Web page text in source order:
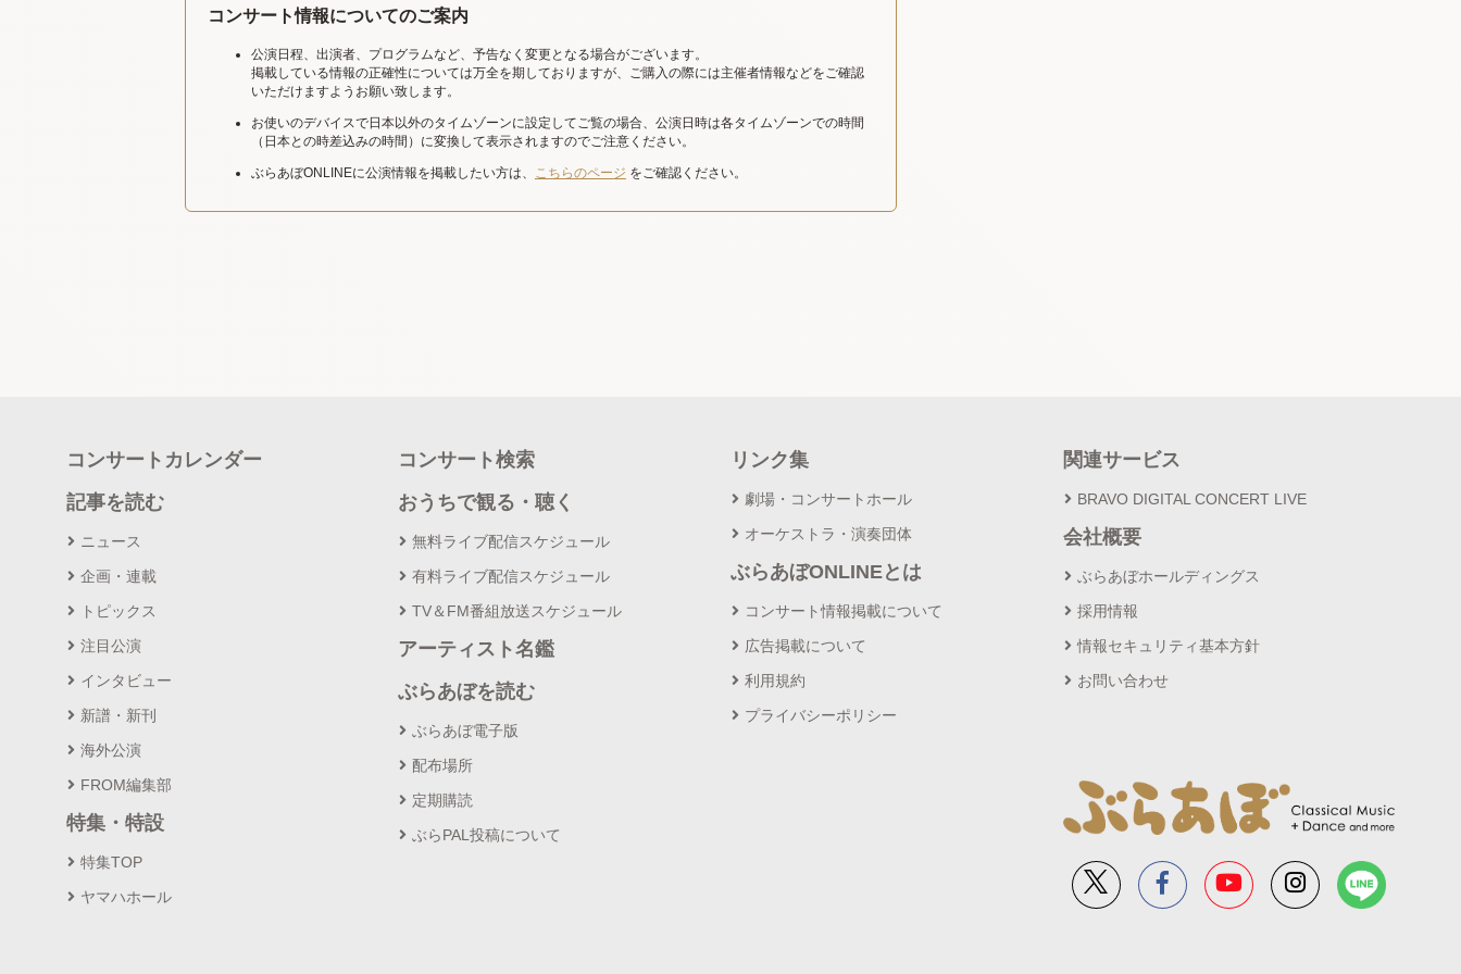
コンサート情報についてのご案内
公演日程、出演者、プログラムなど、予告なく変更となる場合がございます。
掲載している情報の正確性については万全を期しておりますが、ご購入の際には主催者情報などをご確認
いただけますようお願い致します。
お使いのデバイスで日本以外のタイムゾーンに設定してご覧の場合、公演日時は各タイムゾーンでの時間
（日本との時差込みの時間）に変換して表示されますのでご注意ください。
ぶらあぼONLINEに公演情報を掲載したい方は、 こちらのページ をご確認ください。
コンサートカレンダー
記事を読む
ニュース
企画・連載
トピックス
注目公演
インタビュー
新譜・新刊
海外公演
FROM編集部
特集・特設
特集TOP
ヤマハホール
コンサート検索
おうちで観る・聴く
無料ライブ配信スケジュール
有料ライブ配信スケジュール
TV＆FM番組放送スケジュール
アーティスト名鑑
ぶらあぼを読む
ぶらあぼ電子版
配布場所
定期購読
ぶらPAL投稿について
リンク集
劇場・コンサートホール
オーケストラ・演奏団体
ぶらあぼONLINEとは
コンサート情報掲載について
広告掲載について
利用規約
プライバシーポリシー
関連サービス
BRAVO DIGITAL CONCERT LIVE
会社概要
ぶらあぼホールディングス
採用情報
情報セキュリティ基本方針
お問い合わせ